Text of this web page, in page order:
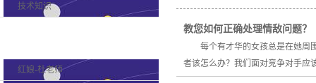
技术知识
红娘-杜老师
教您如何正确处理情敌问题？
每个有才华的女孩总是在她周围
者该怎么办？我们面对竞争对手应